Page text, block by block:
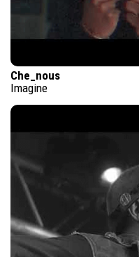
Che_nous
Imagine